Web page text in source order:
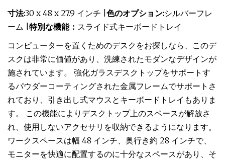
寸法:30 x 48 x 27.9 インチ | 色のオプション:シルバーフレ
ーム | 特別な機能： スライド式キーボードトレイ
コンピューターを置くためのデスクをお探しなら、このデ
スクは非常に価値があり、洗練されたモダンなデザインが
施されています。 強化ガラスデスクトップをサポートす
るパウダーコーティングされた金属フレームでサポートさ
れており、引き出し式マウスとキーボードトレイもありま
す。 この機能によりデスクトップ上のスペースが解放さ
れ、使用しないアクセサリを収納できるようになります。
ワークスペースは幅 48 インチ、奥行き約 28 インチで、
モニターを快適に配置するのに十分なスペースがあり、そ